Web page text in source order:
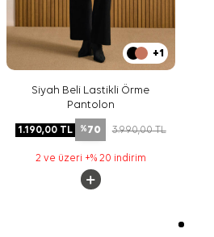
+1
Siyah Beli Lastikli Örme
Pantolon
1.190,00TL %70 3.990,00TL
2 ve üzeri +% 20 indirim